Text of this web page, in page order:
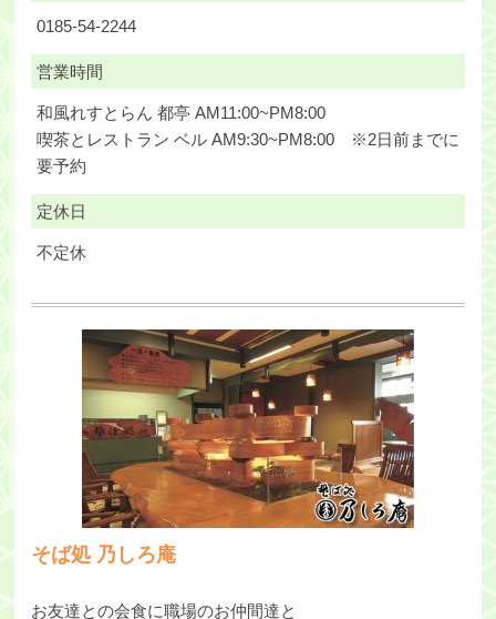
0185-54-2244
営業時間
和風れすとらん 都亭 AM11:00~PM8:00
喫茶とレストラン ベル AM9:30~PM8:00 ※2日前までに
要予約
定休日
不定休
そば処 乃しろ庵
お友達との会食に職場のお仲間達と